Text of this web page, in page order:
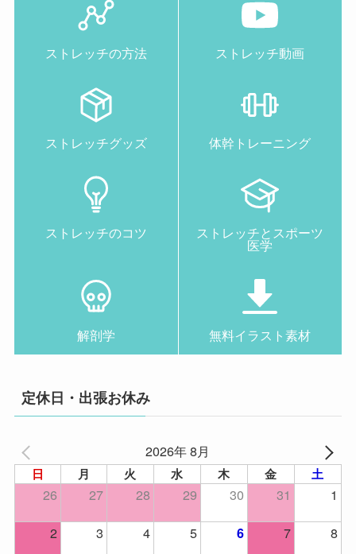
ストレッチの方法 ストレッチ動画
ストレッチグッズ 体幹トレーニング
ストレッチのコツ
ストレッチとスポーツ
医学
解剖学 無料イラスト素材
定休日・出張お休み
2026年 8月
日 月 火 水 木 金 土
26 27 28 29 30 31
1
2
3 4 5 6 7
8